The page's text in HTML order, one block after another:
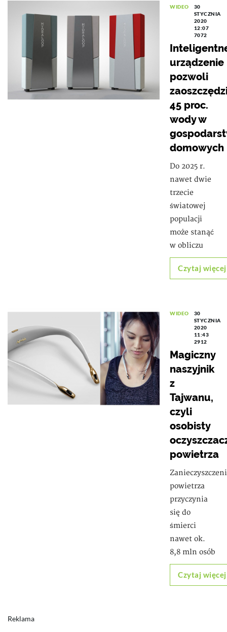
WIDEO
30
STYCZNIA
2020
12:07
7072
urządzenie
pozwoli
45 proc.
wody w
domowych
Do 2025 r.
nawet dwie
trzecie
światowej
populacji
może stanąć
w obliczu
Czytaj więcej
WIDEO
30
STYCZNIA
2020
11:43
2912
Magiczny
naszyjnik
z
Tajwanu,
czyli
osobisty
powietrza
powietrza
przyczynia
się do
śmierci
nawet ok.
8,8 mln osób
Czytaj więcej
Reklama